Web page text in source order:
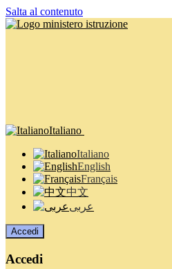
Salta al contenuto
Italiano
Italiano
English
Français
中文
عربى
Accedi
Accedi